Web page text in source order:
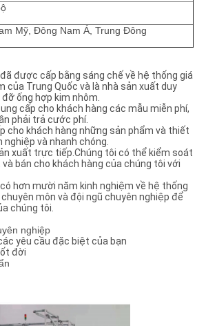
Mỹ, Đông Nam Á, Trung Đông
được cấp bằng sáng chế về hệ thống giá
của Trung Quốc và là nhà sản xuất duy
ống hợp kim nhôm.
cấp cho khách hàng các mẫu miễn phí,
phải trả cước phí.
cho khách hàng những sản phẩm và thiết
nghiệp và nhanh chóng.
xuất trực tiếp.Chúng tôi có thể kiểm soát
bán cho khách hàng của chúng tôi với
hơn mười năm kinh nghiệm về hệ thống
môn và đội ngũ chuyên nghiệp để
chúng tôi.
nghiệp
yêu cầu đặc biệt của bạn
đời